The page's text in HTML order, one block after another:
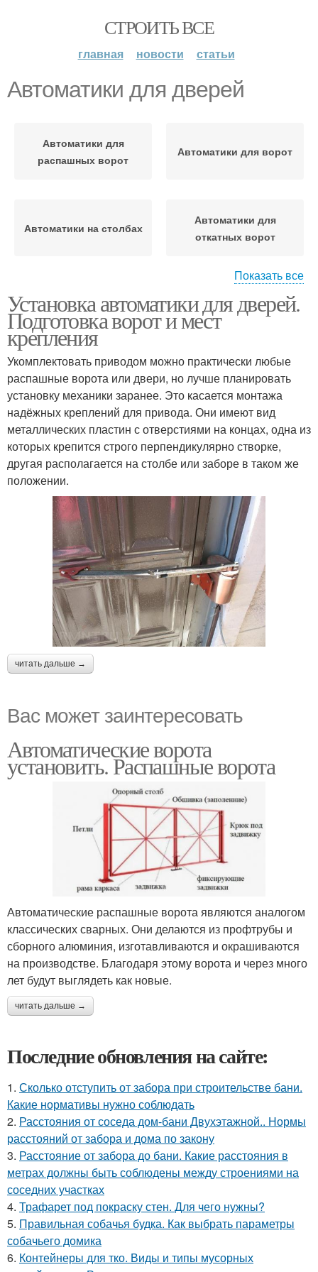
СТРОИТЬ ВСЕ
главная новости статьи
Автоматики для дверей
Автоматики для
распашных ворот
Автоматики для ворот
Автоматики на столбах
Автоматики для
откатных ворот
Автоматики на ворота
распашные ворота
Автоматическая дверь
Показать все
Установка автоматики для дверей.
Подготовка ворот и мест
крепления
Укомплектовать приводом можно практически любые
распашные ворота или двери, но лучше планировать
установку механики заранее. Это касается монтажа
надёжных креплений для привода. Они имеют вид
металлических пластин с отверстиями на концах, одна из
которых крепится строго перпендикулярно створке,
другая располагается на столбе или заборе в таком же
положении.
читать дальше →
Вас может заинтересовать
Автоматические ворота
установить. Распашные ворота
Автоматические распашные ворота являются аналогом
классических сварных. Они делаются из профтрубы и
сборного алюминия, изготавливаются и окрашиваются
на производстве. Благодаря этому ворота и через много
лет будут выглядеть как новые.
читать дальше →
Последние обновления на сайте:
1. Сколько отступить от забора при строительстве бани.
Какие нормативы нужно соблюдать
2. Расстояния от соседа дом-бани Двухэтажной.. Нормы
расстояний от забора и дома по закону
3. Расстояние от забора до бани. Какие расстояния в
метрах должны быть соблюдены между строениями на
соседних участках
4. Трафарет под покраску стен. Для чего нужны?
5. Правильная собачья будка. Как выбрать параметры
собачьего домика
6. Контейнеры для тко. Виды и типы мусорных